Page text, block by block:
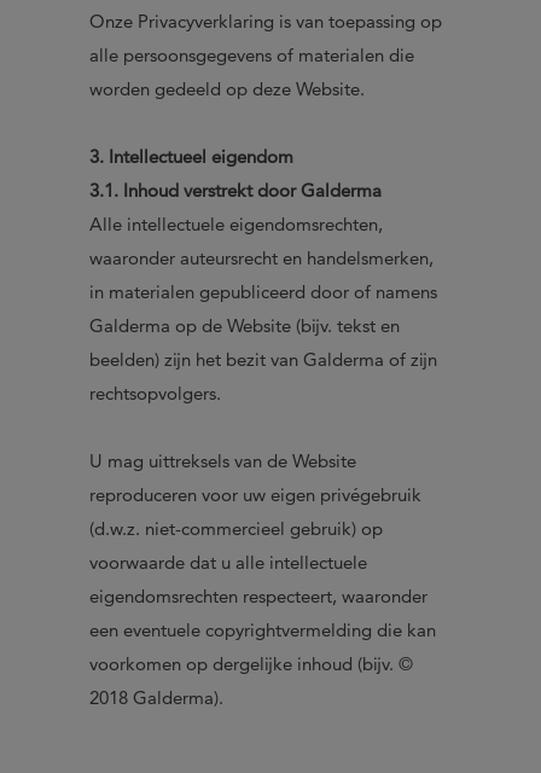
Onze Privacyverklaring is van toepassing op
alle persoonsgegevens of materialen die
worden gedeeld op deze Website.
3. Intellectueel eigendom
3.1. Inhoud verstrekt door Galderma
Alle intellectuele eigendomsrechten,
waaronder auteursrecht en handelsmerken,
in materialen gepubliceerd door of namens
Galderma op de Website (bijv. tekst en
beelden) zijn het bezit van Galderma of zijn
rechtsopvolgers.
U mag uittreksels van de Website
reproduceren voor uw eigen privégebruik
(d.w.z. niet-commercieel gebruik) op
voorwaarde dat u alle intellectuele
eigendomsrechten respecteert, waaronder
een eventuele copyrightvermelding die kan
voorkomen op dergelijke inhoud (bijv. ©
2018 Galderma).